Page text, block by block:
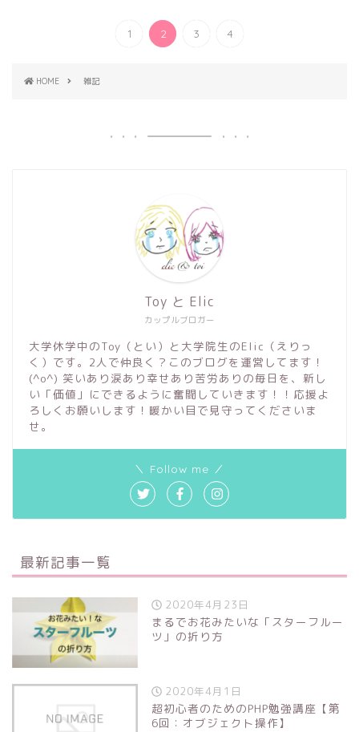
1 2 3 4
HOME 雑記
カップルブロガー
Toy と Elic
大学休学中のToy（とい）と大学院生のElic（えりっ
く）です。2人で仲良く？このブログを運営してます！
(^o^) 笑いあり涙あり幸せあり苦労ありの毎日を、新し
い「価値」にできるように奮闘していきます！！応援よ
ろしくお願いします！暖かい目で見守ってくださいま
せ。
＼ Follow me ／
最新記事一覧
2020年4月23日
まるでお花みたいな「スターフルー
ツ」の折り方
2020年4月1日
超初心者のためのPHP勉強講座【第
6回：オブジェクト操作】